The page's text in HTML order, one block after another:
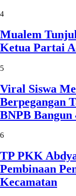
4
Mualem
Ketua Partai
5
Viral Siswa
Berpegangan
BNPB Bangun
6
TP PKK
Pembinaan
Kecamatan